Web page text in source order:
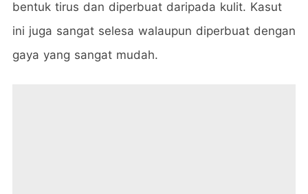
bentuk tirus dan diperbuat daripada kulit. Kasut
ini juga sangat selesa walaupun diperbuat dengan
gaya yang sangat mudah.